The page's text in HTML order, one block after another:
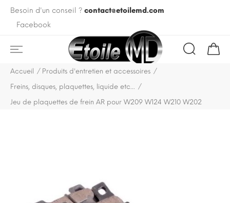
Besoin d'un conseil ? contact@etoilemd.com
Facebook
Accueil
Produits d'entretien et accessoires
Freins, disques, plaquettes, liquide etc...
Jeu de plaquettes de frein AR pour W209 W124 W210 W202